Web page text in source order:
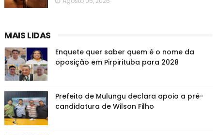
MAIS LIDAS
Enquete quer saber quem é o nome da
oposição em Pirpirituba para 2028
Prefeito de Mulungu declara apoio a pré-
candidatura de Wilson Filho